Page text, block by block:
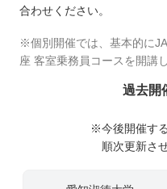
合わせください。
※個別開催では、基本的に
座 客室乗務員コースを開講
過去開
※今後開催す
順次更新さ